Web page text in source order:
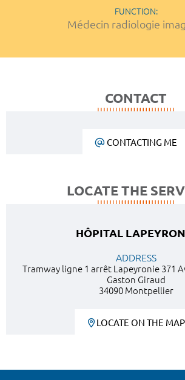
FUNCTION:
Médecin radiologie
CONTACT
CONTACTING ME
LOCATE THE
HÔPITAL
ADDRESS
Tramway ligne 1 arrêt Lapeyronie 371
Gaston Giraud
34090 Montpellier
LOCATE ON THE MAP